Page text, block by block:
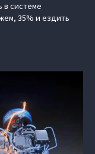
в системе
35% и ездить